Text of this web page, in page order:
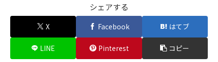
シェアする
X Facebook はてブ
LINE Pinterest コピー